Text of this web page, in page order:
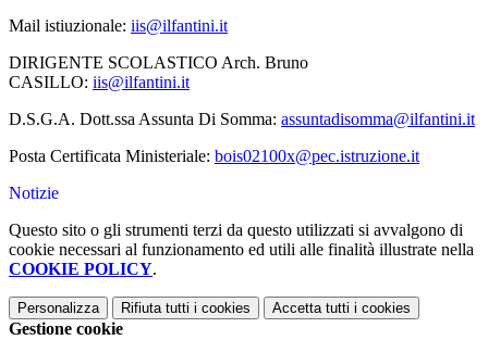
Mail istiuzionale: iis@ilfantini.it
DIRIGENTE SCOLASTICO Arch. Bruno
CASILLO: iis@ilfantini.it
D.S.G.A. Dott.ssa Assunta Di Somma: assuntadisomma@ilfantini.it
Posta Certificata Ministeriale: bois02100x@pec.istruzione.it
Notizie
Questo sito o gli strumenti terzi da questo utilizzati si avvalgono di
cookie necessari al funzionamento ed utili alle finalità illustrate nella
COOKIE POLICY.
Personalizza Rifiuta tutti i cookies Accetta tutti i cookies
Gestione cookie